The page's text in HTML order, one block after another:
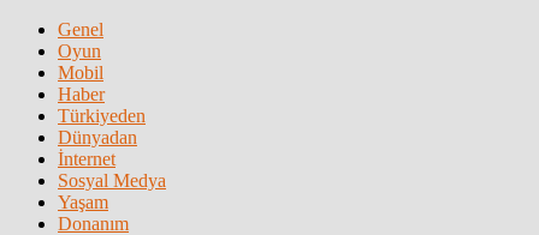
Genel
Oyun
Mobil
Haber
Türkiyeden
Dünyadan
İnternet
Sosyal Medya
Yaşam
Donanım